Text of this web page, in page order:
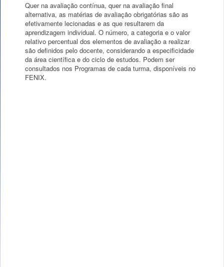
Quer na avaliação contínua, quer na avaliação final
alternativa, as matérias de avaliação obrigatórias são as
efetivamente lecionadas e as que resultarem da
aprendizagem individual. O número, a categoria e o valor
relativo percentual dos elementos de avaliação a realizar
são definidos pelo docente, considerando a especificidade
da área científica e do ciclo de estudos. Podem ser
consultados nos Programas de cada turma, disponíveis no
FENIX.